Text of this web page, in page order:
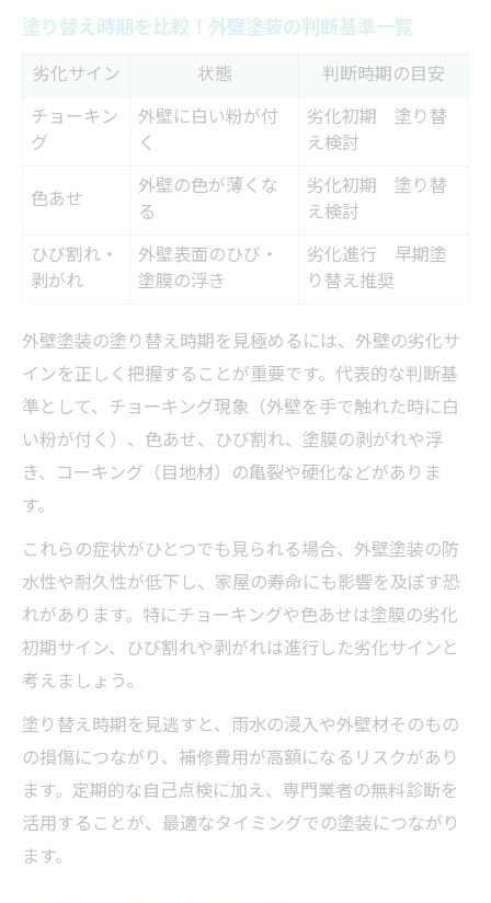
塗り替え時期を比較！外壁塗装の判断基準一覧
劣化サイン 状態
判断時期の目安
チョーキン
グ
外壁に白い粉が付
く
劣化初期 塗り替
え検討
色あせ
外壁の色が薄くな
る
劣化初期 塗り替
え検討
ひび割れ・
剥がれ
外壁表面のひび・
塗膜の浮き
劣化進行 早期塗
り替え推奨
外壁塗装の塗り替え時期を見極めるには、外壁の劣化サ
インを正しく把握することが重要です。代表的な判断基
準として、チョーキング現象（外壁を手で触れた時に白
い粉が付く）、色あせ、ひび割れ、塗膜の剥がれや浮
き、コーキング（目地材）の亀裂や硬化などがありま
す。
これらの症状がひとつでも見られる場合、外壁塗装の防
水性や耐久性が低下し、家屋の寿命にも影響を及ぼす恐
れがあります。特にチョーキングや色あせは塗膜の劣化
初期サイン、ひび割れや剥がれは進行した劣化サインと
考えましょう。
塗り替え時期を見逃すと、雨水の浸入や外壁材そのもの
の損傷につながり、補修費用が高額になるリスクがあり
ます。定期的な自己点検に加え、専門業者の無料診断を
活用することが、最適なタイミングでの塗装につながり
ます。